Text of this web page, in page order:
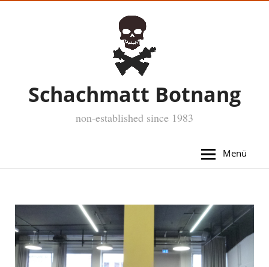
Schachmatt Botnang
non-established since 1983
Menü